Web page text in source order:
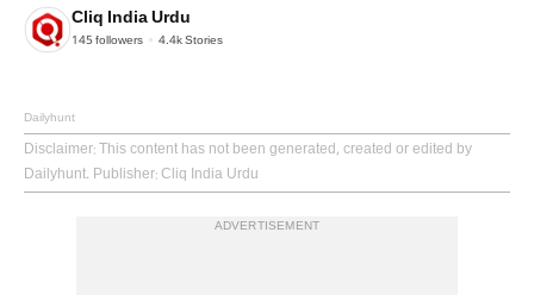
Cliq India Urdu
145followers 4.4kStories
Dailyhunt
Disclaimer: This content has not been generated, created or edited by
Dailyhunt. Publisher: Cliq India Urdu
ADVERTISEMENT